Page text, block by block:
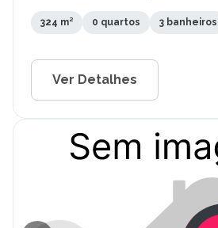
324 m² 0 quartos 3 banheiros
Ver Detalhes